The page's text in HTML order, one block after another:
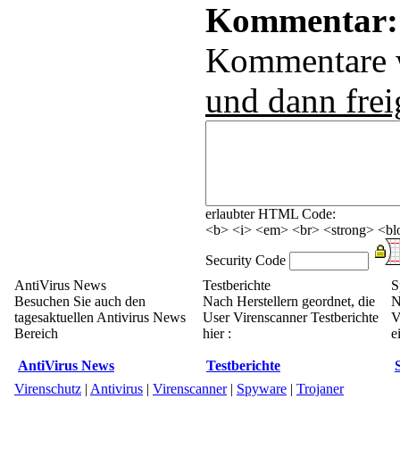
Kommentar:
und dann
erlaubter HTML Code:
<b> <i> <em> <br> <strong>
Security Code
AntiVirus News
Besuchen Sie auch den
tagesaktuellen Antivirus News
Bereich
AntiVirus News
Testberichte
Nach Herstellern geordnet, die
User Virenscanner Testberichte
hier :
Testberichte
Virenschutz | Antivirus | Virenscanner| Spyware | Trojaner